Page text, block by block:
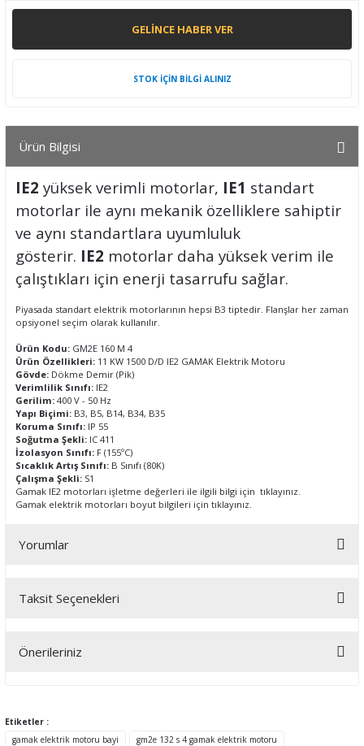
GELINCE HABER VER
STOK İÇİN BİLGİ ALINIZ
Ürün Bilgisi
IE2 yüksek verimli motorlar, IE1 standart
motorlar ile aynı mekanik özelliklere sahiptir
ve aynı standartlara uyumluluk
gösterir. IE2 motorlar daha yüksek verim ile
çalıştıkları için enerji tasarrufu sağlar.
Piyasada standart elektrik motorlarının hepsi B3 tiptedir. Flanşlar her zaman
opsiyonel seçim olarak kullanılır.
Ürün Kodu: GM2E 160 M 4
Ürün Özellikleri: 11 KW 1500 D/D IE2 GAMAK Elektrik Motoru
Gövde: Dökme Demir (Pik)
Verimlilik Sınıfı: IE2
Gerilim: 400 V - 50 Hz
Yapı Biçimi: B3, B5, B14, B34, B35
Koruma Sınıfı: IP 55
Soğutma Şekli: IC 411
İzolasyon Sınıfı: F (155ºC)
Sıcaklık Artış Sınıfı: B Sınıfı (80K)
Çalışma Şekli: S1
Gamak IE2 motorları işletme değerleri ile ilgili bilgi için tıklayınız.
Gamak elektrik motorları boyut bilgileri için tıklayınız.
Yorumlar
Bu ürüne ilk yorumu siz yapın!
Taksit Seçenekleri
Önerileriniz
tarafımıza iletebilirsiniz.
Görüş ve önerileriniz için teşekkür ederiz.
Etiketler :
gamak elektrik motoru bayi
gm2e 132 s 4 gamak elektrik motoru